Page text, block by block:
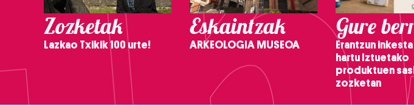
Zozketak
Lazkao Txikik 100 urte!
Eskaintzak
ARKEOLOGIA MUSEOA
Gure
Erantzun
hartu Iztuetako
produktuen
zozketan